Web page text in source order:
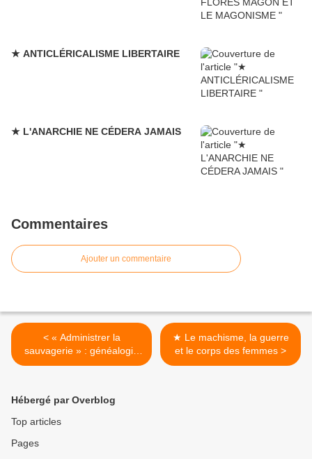
★ ANTICLÉRICALISME LIBERTAIRE
★ L'ANARCHIE NE CÉDERA JAMAIS
Commentaires
Ajouter un commentaire
< « Administrer la
sauvagerie » : généalogie
de l’organisation État
★ Le machisme, la guerre
et le corps des femmes >
Hébergé par Overblog
Top articles
Pages